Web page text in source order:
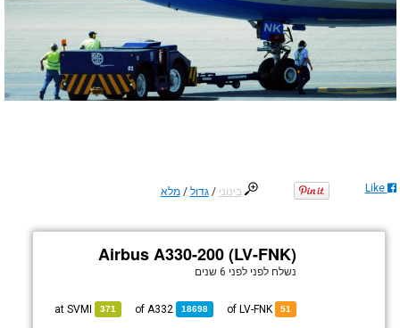
בינוני /גדול /מלא Like
Airbus A330-200 (LV-FNK)
נשלח לפני לפני 6 שנים
51
18698
A332
371
SVMI